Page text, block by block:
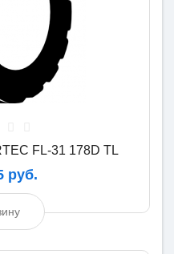
FL-31 178D TL
руб.